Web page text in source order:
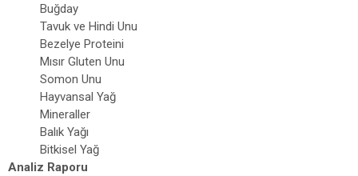
Buğday
Tavuk ve Hindi Unu
Bezelye Proteini
Mısır Gluten Unu
Somon Unu
Hayvansal Yağ
Mineraller
Balık Yağı
Bitkisel Yağ
Analiz Raporu